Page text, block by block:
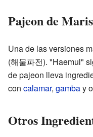
Pajeon de
Una de las versiones
(해물파전). "Haemul"
de pajeon lleva
con calamar, gambay
Otros